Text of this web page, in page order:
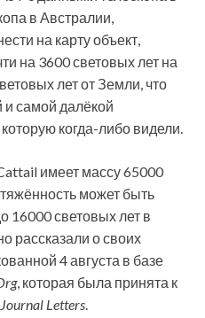
в Австралии,
на карту объект,
на 3600 световых лет на
лет от Земли, что
и самой далёкой
когда-либо видели.
имеет массу 65000
может быть
16000 световых лет в
рассказали о своих
4 августа в базе
, которая была принята к
Letters.